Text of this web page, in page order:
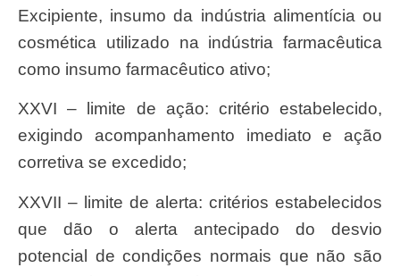
Excipiente, insumo da indústria alimentícia ou
cosmética utilizado na indústria farmacêutica
como insumo farmacêutico ativo;
XXVI – limite de ação: critério estabelecido,
exigindo acompanhamento imediato e ação
corretiva se excedido;
XXVII – limite de alerta: critérios estabelecidos
que dão o alerta antecipado do desvio
potencial de condições normais que não são